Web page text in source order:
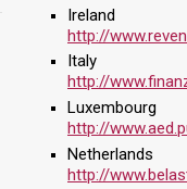
Ireland
http://
Italy
http://
Luxembourg
http://
Netherlands
http://